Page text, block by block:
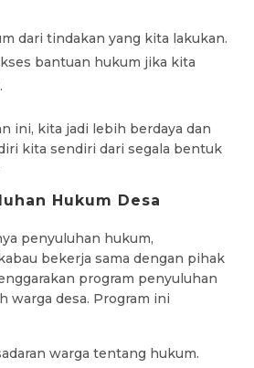
dari tindakan yang kita lakukan.
bantuan hukum jika kita
ini, kita jadi lebih berdaya dan
kita sendiri dari segala bentuk
Hukum Desa
penyuluhan hukum,
bekerja sama dengan pihak
program penyuluhan
warga desa. Program ini
warga tentang hukum.